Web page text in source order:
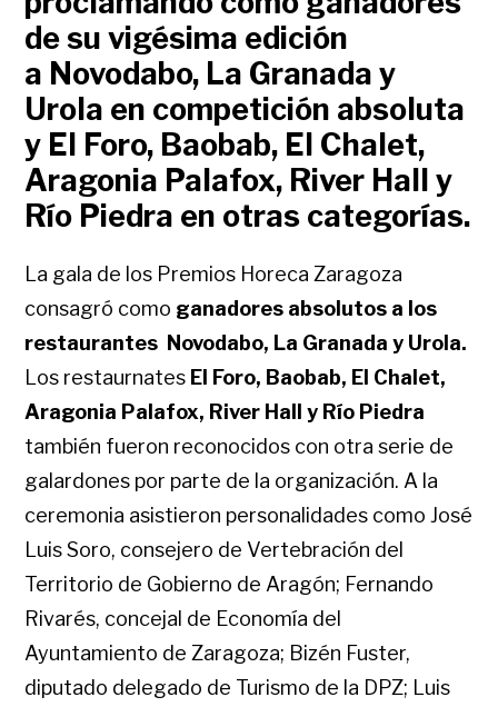
de su vigésima edición
a Novodabo, La Granada y
Urola en competición absoluta
y El Foro, Baobab, El Chalet,
Aragonia Palafox, River Hall y
Río Piedra en otras categorías.
La gala de los Premios Horeca Zaragoza
consagró como ganadores absolutos a los
restaurantes Novodabo, La Granada y Urola.
Los restaurnates El Foro, Baobab, El Chalet,
Aragonia Palafox, River Hall y Río Piedra
también fueron reconocidos con otra serie de
galardones por parte de la organización. A la
ceremonia asistieron personalidades como José
Luis Soro, consejero de Vertebración del
Territorio de Gobierno de Aragón; Fernando
Rivarés, concejal de Economía del
Ayuntamiento de Zaragoza; Bizén Fuster,
diputado delegado de Turismo de la DPZ; Luis